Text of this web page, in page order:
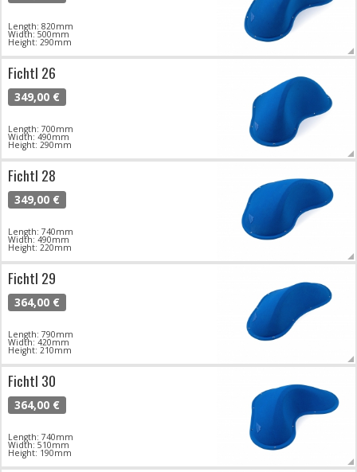
Length: 820mm
Width: 500mm
Height: 290mm
Fichtl 26
349,00 €
Length: 700mm
Width: 490mm
Height: 290mm
Fichtl 28
349,00 €
Length: 740mm
Width: 490mm
Height: 220mm
Fichtl 29
364,00 €
Length: 790mm
Width: 420mm
Height: 210mm
Fichtl 30
364,00 €
Length: 740mm
Width: 510mm
Height: 190mm